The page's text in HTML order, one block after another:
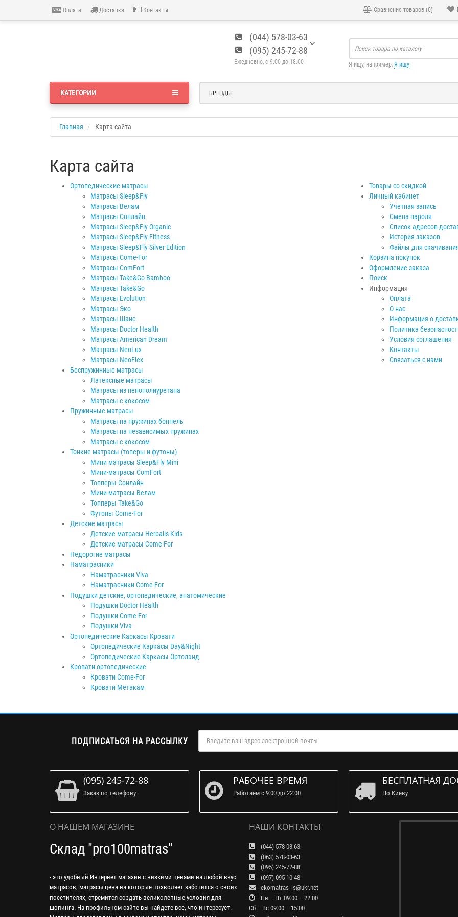
Оплата Доставка Контакты Сравнение товаров (0)
(044) 578-03-63
(095) 245-72-88
Ежедневно, с 9:00 до 18:00 Я ищу, например, Я ищу
БРЕНДЫ
КАТЕГОРИИ
Главная Карта сайта
Карта сайта
Ортопедические матрасы
Матрасы Sleep&Fly
Матрасы Велам
Матрасы Сонлайн
Матрасы Sleep&Fly Organic
Матрасы Sleep&Fly Fitness
Матрасы Sleep&Fly Silver Edition
Матрасы Come-For
Матрасы ComFort
Матрасы Take&Go Bamboo
Матрасы Take&Go
Матрасы Evolution
Матрасы Эко
Матрасы Шанс
Матрасы Doctor Health
Матрасы American Dream
Матрасы NeoLux
Матрасы NeoFlex
Беспружинные матрасы
Латексные матрасы
Матрасы из пенополиуретана
Матрасы с кокосом
Пружинные матрасы
Матрасы на пружинах боннель
Матрасы на независимых пружинах
Матрасы с кокосом
Тонкие матрасы (топеры и футоны)
Мини матрасы Sleep&Fly Mini
Мини-матрасы ComFort
Топперы Сонлайн
Мини-матрасы Велам
Топперы Take&Go
Футоны Come-For
Детские матрасы
Детские матрасы Herbalis Kids
Детские матрасы Come-For
Недорогие матрасы
Наматрасники
Наматрасники Viva
Наматрасники Come-For
Подушки детские, ортопедические, анатомические
Подушки Doctor Health
Подушки Come-For
Подушки Viva
Ортопедические Каркасы Кровати
Ортопедические Каркасы Day&Night
Ортопедические Каркасы Ортолэнд
Кровати ортопедические
Кровати Come-For
Кровати Метакам
Товары со скидкой
Личный кабинет
Учетная запись
Смена пароля
Список адресов
История заказов
Файлы для
Корзина покупок
Оформление заказа
Поиск
Информация
Оплата
О нас
Информация о
Политика
Условия соглашения
Контакты
Связаться с нами
ПОДПИСАТЬСЯ НА РАССЫЛКУ
(095) 245-72-88
Заказ по телефону
РАБОЧЕЕ ВРЕМЯ
Работаем с 9:00 до 22:00
БЕСПЛАТНАЯ
По Киеву
О НАШЕМ МАГАЗИНЕ
Склад "pro100matras"
- это удобный Интернет магазин с низкими ценами на любой вкус
матрасов, матрасы цена на которые позволяет заботится о своих
посетителях, стремится создать великолепные условия для
шопинга. На профильном сайте вы найдете все, что интересует.
НАШИ КОНТАКТЫ
(044) 578-03-63
(063) 578-03-63
(095) 245-72-88
(097) 095-10-48
ekomatras_is@ukr.net
Пн – Пт 09:00 – 22:00
Сб – Вс 09:00 – 15:00